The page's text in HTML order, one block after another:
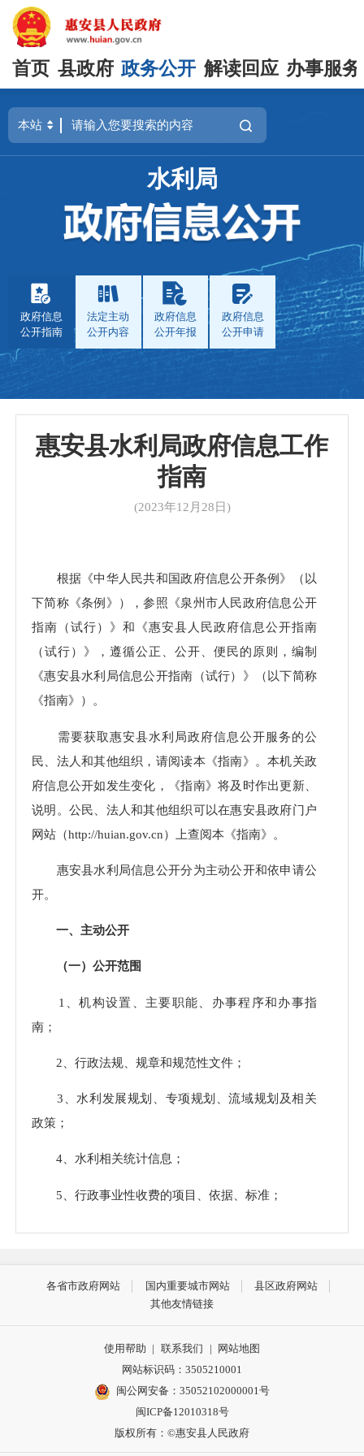
首页 县政府 政务公开 解读回应 办事服务
水利局
政府信息
公开指南
法定主动
公开内容
政府信息
公开年报
政府信息
公开申请
惠安县水利局政府信息工作
指南
(2023年12月28日)
根据《中华人民共和国政府信息公开条例》（以
下简称《条例》），参照《泉州市人民政府信息公开
指南（试行）》和《惠安县人民政府信息公开指南
（试行）》，遵循公正、公开、便民的原则，编制
《惠安县水利局信息公开指南（试行）》（以下简称
《指南》）。
需要获取惠安县水利局政府信息公开服务的公
民、法人和其他组织，请阅读本《指南》。本机关政
府信息公开如发生变化，《指南》将及时作出更新、
说明。公民、法人和其他组织可以在惠安县政府门户
网站（http://huian.gov.cn）上查阅本《指南》。
惠安县水利局信息公开分为主动公开和依申请公
开。
一、主动公开
（一）公开范围
1、机构设置、主要职能、办事程序和办事指
南；
2、行政法规、规章和规范性文件；
3、水利发展规划、专项规划、流域规划及相关
政策；
4、水利相关统计信息；
5、行政事业性收费的项目、依据、标准；
6、水利行政许可的事项、依据、条件、数量、
录及办理情况；
8、突发公共事件的应急预案、预警信息及应对
各省市政府网站 国内重要城市网站
县区政府网站
其他友情链接
使用帮助 | 联系我们 |
网站地图
网站标识码：3505210001
闽公网安备：35052102000001号
闽ICP备12010318号
版权所有：©惠安县人民政府